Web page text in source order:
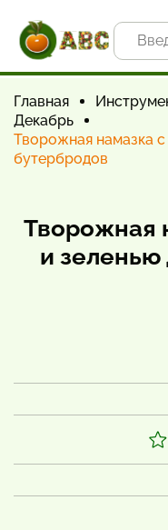
Главная
Декабрь
Творожная намазка
бутербродов
Творожная
и зеленью